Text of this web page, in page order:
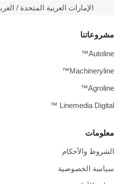
الإمارات العربية المتحدة / العربية
معلومات
الشروط والأحكام
سياسة الخصوصية
مشروعاتنا
Autoline™
Machineryline™
Agroline™
Linemedia Digital ™